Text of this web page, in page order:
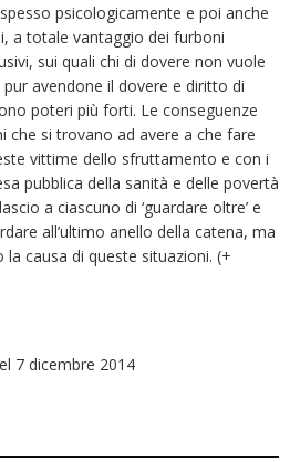
psicologicamente e poi anche
a totale vantaggio dei furboni
sui quali chi di dovere non vuole
avendone il dovere e diritto di
poteri più forti. Le conseguenze
che si trovano ad avere a che fare
vittime dello sfruttamento e con i
pubblica della sanità e delle povertà
a ciascuno di ‘guardare oltre’ e
all’ultimo anello della catena, ma
causa di queste situazioni. (+
7 dicembre 2014